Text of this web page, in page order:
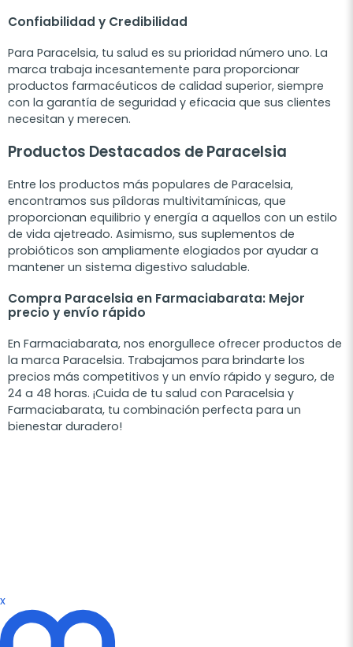
Confiabilidad y Credibilidad
Para Paracelsia, tu salud es su prioridad número uno. La
marca trabaja incesantemente para proporcionar
productos farmacéuticos de calidad superior, siempre
con la garantía de seguridad y eficacia que sus clientes
necesitan y merecen.
Productos Destacados de Paracelsia
Entre los productos más populares de Paracelsia,
encontramos sus píldoras multivitamínicas, que
proporcionan equilibrio y energía a aquellos con un estilo
de vida ajetreado. Asimismo, sus suplementos de
probióticos son ampliamente elogiados por ayudar a
mantener un sistema digestivo saludable.
Compra Paracelsia en Farmaciabarata: Mejor
precio y envío rápido
En Farmaciabarata, nos enorgullece ofrecer productos de
la marca Paracelsia. Trabajamos para brindarte los
precios más competitivos y un envío rápido y seguro, de
24 a 48 horas. ¡Cuida de tu salud con Paracelsia y
Farmaciabarata, tu combinación perfecta para un
bienestar duradero!
x